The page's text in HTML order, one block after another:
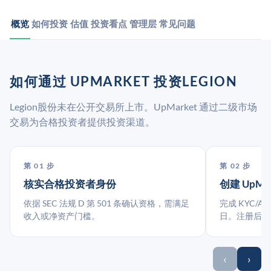
概览 如何投资 估值 投资看点 管理层 常见问题
如何通过 UPMARKET 投资LEGION
Legion股份未在公开交易所上市。UpMarket 通过二级市场
交易为合格投资者提供投资渠道。
第 01 步
核实合格投资者身份
依据 SEC 法规 D 第 501 条确认资格，需满足
收入或净资产门槛。
第 02 步
创建
完成 KYC/
日。注册后
‹ ›